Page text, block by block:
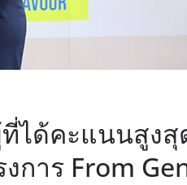
ได้คะแนนสูงสุ
การ From